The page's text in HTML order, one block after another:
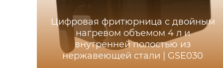
Цифровая фритюрница с двойным
нагревом объемом 4 л и
внутренней полостью из
нержавеющей стали | GSE030